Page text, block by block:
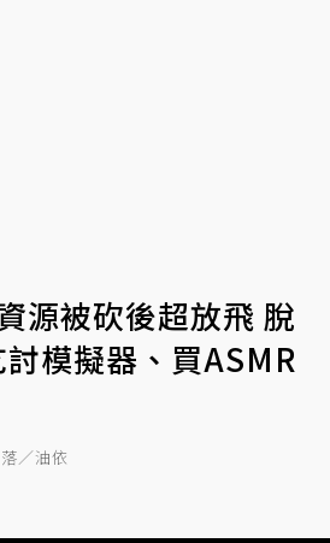
源被砍後超放飛 脫
模擬器、買ASMR
／油依